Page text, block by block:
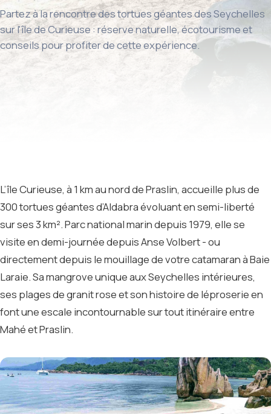
Partez à la rencontre des tortues géantes des Seychelles
sur l'île de Curieuse : réserve naturelle, écotourisme et
conseils pour profiter de cette expérience.
L’île Curieuse, à 1 km au nord de Praslin, accueille plus de
300 tortues géantes d’Aldabra évoluant en semi-liberté
sur ses 3 km². Parc national marin depuis 1979, elle se
visite en demi-journée depuis Anse Volbert - ou
directement depuis le mouillage de votre catamaran à Baie
Laraie. Sa mangrove unique aux Seychelles intérieures,
ses plages de granit rose et son histoire de léproserie en
font une escale incontournable sur tout itinéraire entre
Mahé et Praslin.